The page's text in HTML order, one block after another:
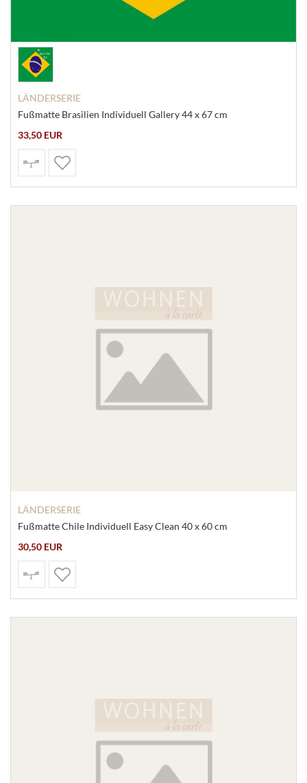
LÄNDERSERIE
Fußmatte Brasilien Individuell Gallery 44 x 67 cm
33,50 EUR
LÄNDERSERIE
Fußmatte Chile Individuell Easy Clean 40 x 60 cm
30,50 EUR